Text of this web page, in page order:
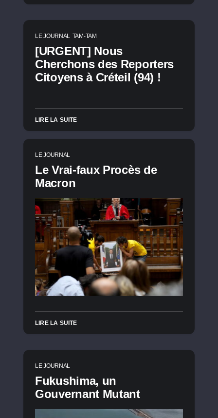
LE JOURNAL TAM-TAM
[URGENT] Nous
Cherchons des Reporters
Citoyens à Créteil (94) !
LIRE LA SUITE
LE JOURNAL
Le Vrai-faux Procès de
Macron
LIRE LA SUITE
LE JOURNAL
Fukushima, un
Gouvernant Mutant